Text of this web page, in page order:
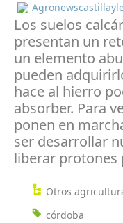
Los suelos
presentan un
un elemento
pueden
hace al hierro
absorber. Para
ponen en
ser desarrollar
liberar protones
Otros
córdoba